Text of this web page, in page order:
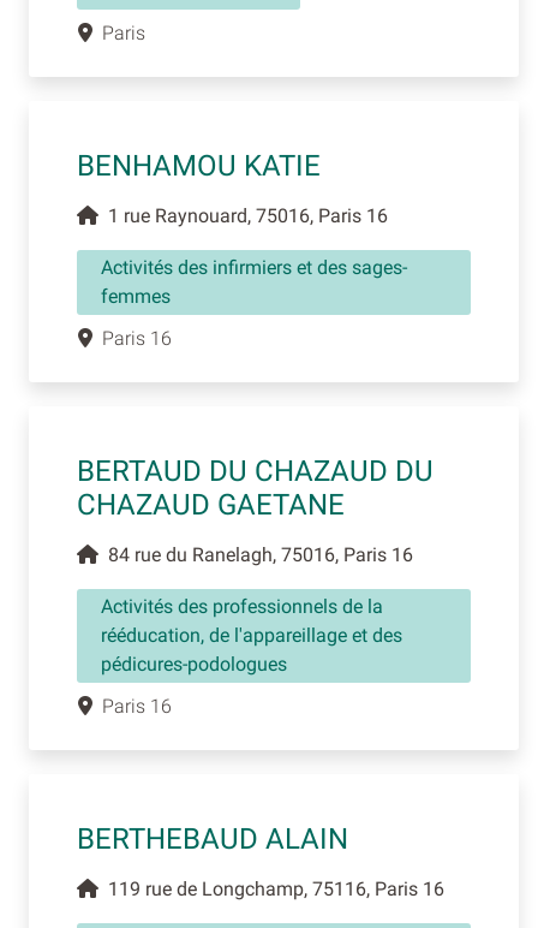
Paris
BENHAMOU KATIE
1 rue Raynouard, 75016, Paris 16
Activités des infirmiers et des sages-
femmes
Paris 16
BERTAUD DU CHAZAUD DU
CHAZAUD GAETANE
84 rue du Ranelagh, 75016, Paris 16
Activités des professionnels de la
rééducation, de l'appareillage et des
pédicures-podologues
Paris 16
BERTHEBAUD ALAIN
119 rue de Longchamp, 75116, Paris 16